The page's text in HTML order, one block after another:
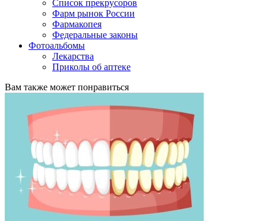
Список прекрусоров
Фарм рынок России
Фармакопея
Федеральные законы
Фотоальбомы
Лекарства
Приколы об аптеке
Вам также может понравиться